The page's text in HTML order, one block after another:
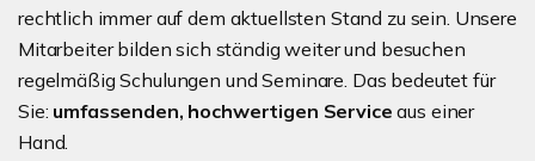
rechtlich immer auf dem aktuellsten Stand zu sein. Unsere
Mitarbeiter bilden sich ständig weiter und besuchen
regelmäßig Schulungen und Seminare. Das bedeutet für
Sie: umfassenden, hochwertigen Serviceaus einer
Hand.